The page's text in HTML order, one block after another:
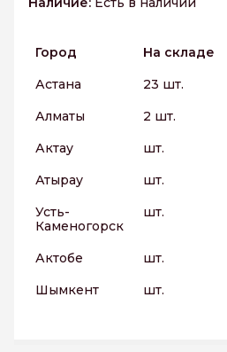
Город На складе
Астана
23 шт.
Алматы
2 шт.
Актау
шт.
Атырау
шт.
Усть-
Каменогорск
шт.
Актобе
шт.
Шымкент
шт.